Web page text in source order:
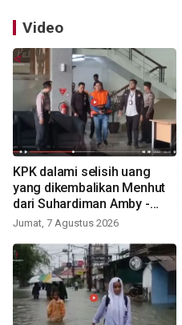
Video
KPK dalami selisih uang
yang dikembalikan Menhut
dari Suhardiman Amby -
VIDEO
Jumat, 7 Agustus 2026